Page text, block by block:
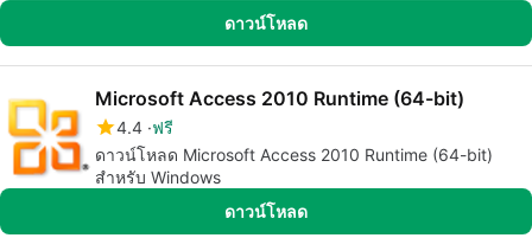
ดาวน์โหลด
Microsoft Access 2010 Runtime (64-bit)
4.4 ฟรี
ดาวน์โหลด Microsoft Access 2010 Runtime (64-bit)
สำหรับ Windows
ดาวน์โหลด